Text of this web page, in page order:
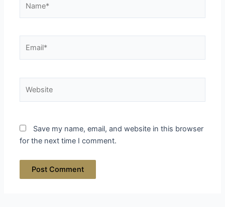
Save my name, email, and website in this browser
for the next time I comment.